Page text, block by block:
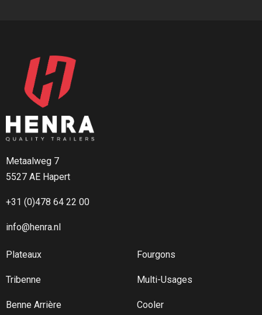
Metaalweg 7
5527 AE Hapert
+31 (0)478 64 22 00
info@henra.nl
Plateaux
Tribenne
Benne Arrière
Fourgons
Multi-Usages
Cooler